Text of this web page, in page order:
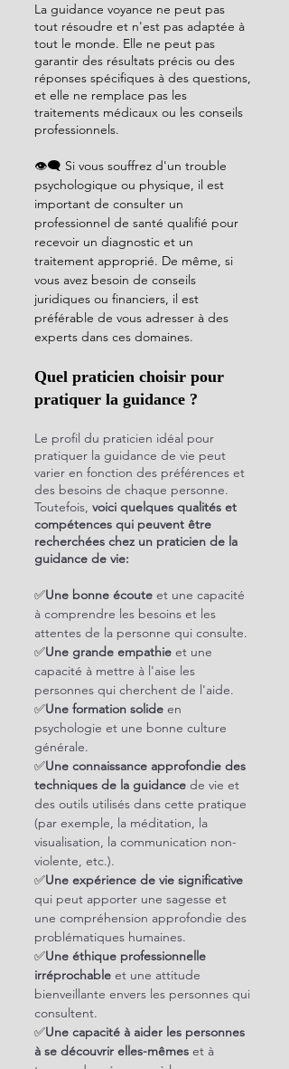
La guidance voyance ne peut pas
tout résoudre et n'est pas adaptée à
tout le monde. Elle ne peut pas
garantir des résultats précis ou des
réponses spécifiques à des questions,
et elle ne remplace pas les
traitements médicaux ou les conseils
professionnels.
👁️‍🗨️ Si vous souffrez d'un trouble
psychologique ou physique, il est
important de consulter un
professionnel de santé qualifié pour
recevoir un diagnostic et un
traitement approprié. De même, si
vous avez besoin de conseils
juridiques ou financiers, il est
préférable de vous adresser à des
experts dans ces domaines.
Quel praticien choisir pour
pratiquer la guidance ?
Le profil du praticien idéal pour
pratiquer la guidance de vie peut
varier en fonction des préférences et
des besoins de chaque personne.
Toutefois, voici quelques qualités et
compétences qui peuvent être
recherchées chez un praticien de la
guidance de vie:
✅Une bonne écoute et une capacité
à comprendre les besoins et les
attentes de la personne qui consulte.
✅Une grande empathie et une
capacité à mettre à l'aise les
personnes qui cherchent de l'aide.
✅Une formation solide en
psychologie et une bonne culture
générale.
✅Une connaissance approfondie des
techniques de la guidance de vie et
des outils utilisés dans cette pratique
(par exemple, la méditation, la
visualisation, la communication non-
violente, etc.).
✅Une expérience de vie significative
qui peut apporter une sagesse et
une compréhension approfondie des
problématiques humaines.
✅Une éthique professionnelle
irréprochable et une attitude
bienveillante envers les personnes qui
consultent.
✅Une capacité à aider les personnes
à se découvrir elles-mêmes et à